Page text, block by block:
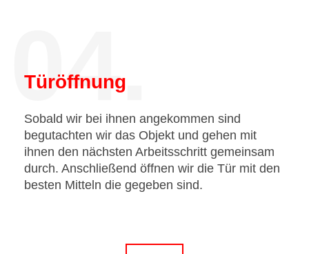
04.
Türöffnung
Sobald wir bei ihnen angekommen sind
begutachten wir das Objekt und gehen mit
ihnen den nächsten Arbeitsschritt gemeinsam
durch. Anschließend öffnen wir die Tür mit den
besten Mitteln die gegeben sind.